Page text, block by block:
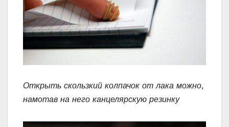
Открыть скользкий колпачок от лака можно,
намотав на него канцелярскую резинку